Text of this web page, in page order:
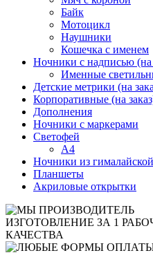
Байк
Мотоцикл
Наушники
Кошечка с именем
Ночники с надписью (на
Именные
Детские метрики (на
Корпоративные (на
Дополнения
Ночники с маркерами
Светофей
А4
Ночники из
Планшеты
Акриловые открытки
ИЗГОТОВЛЕНИЕ ЗА 1
КАЧЕСТВА